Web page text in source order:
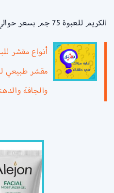
الكريم للعبوة 75 جم بسعر حوالي 175 جنيه مصري.
مقشر طبيعي
والجافة